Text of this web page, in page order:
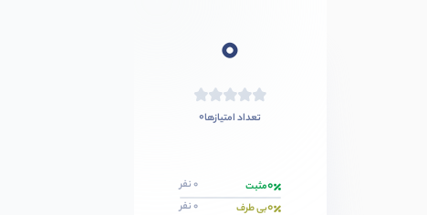
0
تعداد امتیازها0
0مثبت 0 نفر
0بی طرف 0 نفر